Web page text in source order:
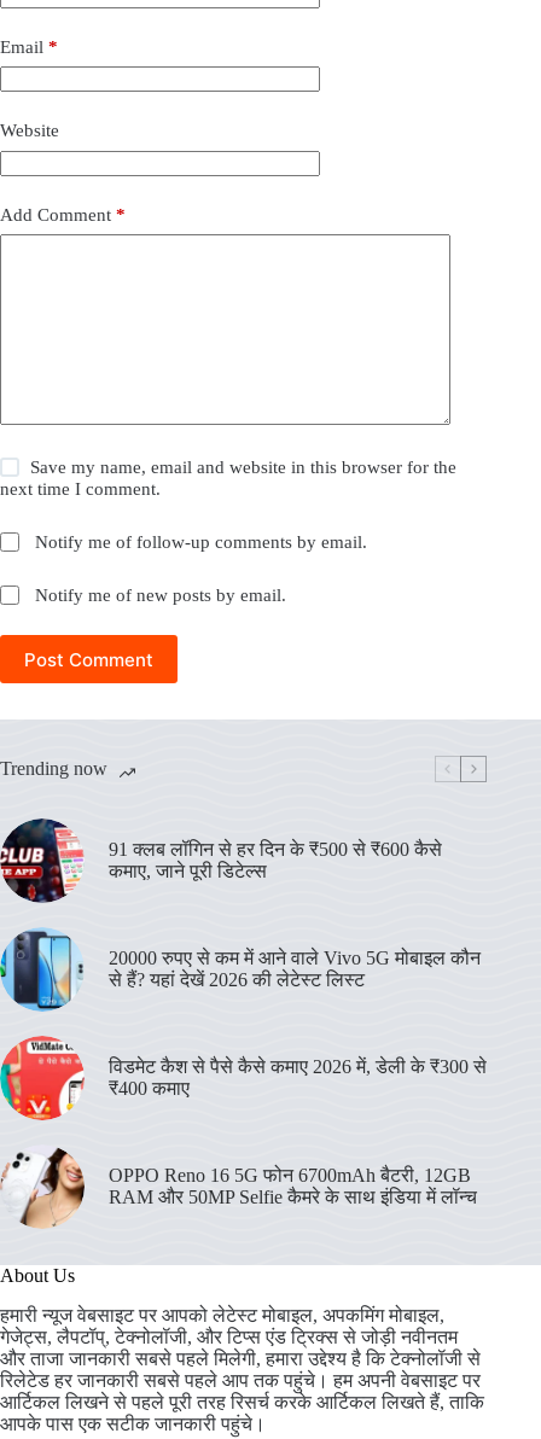
Email *
Website
Add Comment *
Save my name, email and website in this browser for the
next time I comment.
Notify me of follow-up comments by email.
Notify me of new posts by email.
Post Comment
Trending now
91 क्लब लॉगिन से हर दिन के ₹500 से ₹600 कैसे
कमाए, जाने पूरी डिटेल्स
20000 रुपए से कम में आने वाले Vivo 5G मोबाइल कौन
से हैं? यहां देखें 2026 की लेटेस्ट लिस्ट
विडमेट कैश से पैसे कैसे कमाए 2026 में, डेली के ₹300 से
₹400 कमाए
OPPO Reno 16 5G फोन 6700mAh बैटरी, 12GB
RAM और 50MP Selfie कैमरे के साथ इंडिया में लॉन्च
About Us
हमारी न्यूज वेबसाइट पर आपको लेटेस्ट मोबाइल, अपकमिंग मोबाइल,
गेजेट्स, लैपटॉप्, टेक्नोलॉजी, और टिप्स एंड ट्रिक्स से जोड़ी नवीनतम
और ताजा जानकारी सबसे पहले मिलेगी, हमारा उद्देश्य है कि टेक्नोलॉजी से
रिलेटेड हर जानकारी सबसे पहले आप तक पहुंचे। हम अपनी वेबसाइट पर
आर्टिकल लिखने से पहले पूरी तरह रिसर्च करके आर्टिकल लिखते हैं, ताकि
आपके पास एक सटीक जानकारी पहुंचे।